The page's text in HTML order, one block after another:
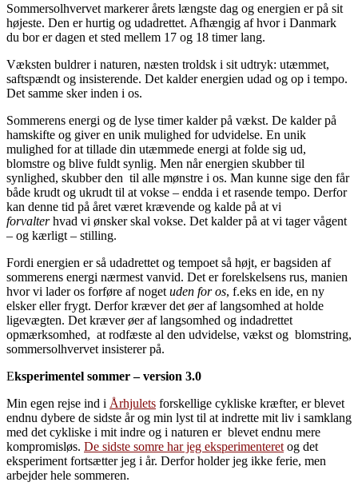
Sommersolhvervet markerer årets længste dag og energien er på sit
højeste. Den er hurtig og udadrettet. Afhængig af hvor i Danmark
du bor er dagen et sted mellem 17 og 18 timer lang.
Væksten buldrer i naturen, næsten troldsk i sit udtryk: utæmmet,
saftspændt og insisterende. Det kalder energien udad og op i tempo.
Det samme sker inden i os.
Sommerens energi og de lyse timer kalder på vækst. De kalder på
hamskifte og giver en unik mulighed for udvidelse. En unik
mulighed for at tillade din utæmmede energi at folde sig ud,
blomstre og blive fuldt synlig. Men når energien skubber til
synlighed, skubber den til alle mønstre i os. Man kunne sige den får
både krudt og ukrudt til at vokse – endda i et rasende tempo. Derfor
kan denne tid på året været krævende og kalde på at vi
forvalterhvad vi ønsker skal vokse. Det kalder på at vi tager vågent
– og kærligt – stilling.
Fordi energien er så udadrettet og tempoet så højt, er bagsiden af
sommerens energi nærmest vanvid. Det er forelskelsens rus, manien
hvor vi lader os forføre af noget uden for os, f.eks en ide, en ny
elsker eller frygt. Derfor kræver det øer af langsomhed at holde
ligevægten. Det kræver øer af langsomhed og indadrettet
opmærksomhed, at rodfæste al den udvidelse, vækst og blomstring,
sommersolhvervet insisterer på.
Eksperimentel sommer – version 3.0
Min egen rejse ind i Århjulets forskellige cykliske kræfter, er blevet
endnu dybere de sidste år og min lyst til at indrette mit liv i samklang
med det cykliske i mit indre og i naturen er blevet endnu mere
kompromisløs. De sidste somre har jeg eksperimenteret og det
eksperiment fortsætter jeg i år. Derfor holder jeg ikke ferie, men
arbejder hele sommeren.